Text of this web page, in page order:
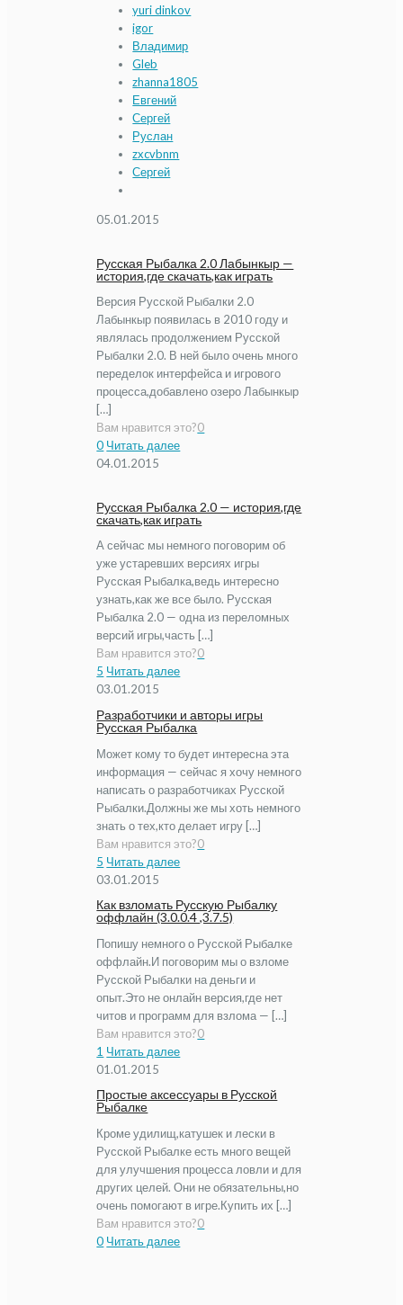
yuri dinkov
igor
Владимир
Gleb
zhanna1805
Евгений
Сергей
Руслан
zxcvbnm
Сергей
05.01.2015
Русская Рыбалка 2.0 Лабынкыр —
история,где скачать,как играть
Версия Русской Рыбалки 2.0
Лабынкыр появилась в 2010 году и
являлась продолжением Русской
Рыбалки 2.0. В ней было очень много
переделок интерфейса и игрового
процесса,добавлено озеро Лабынкыр
[…]
Вам нравится это?0
0 Читать далее
04.01.2015
Русская Рыбалка 2.0 — история,где
скачать,как играть
А сейчас мы немного поговорим об
уже устаревших версиях игры
Русская Рыбалка,ведь интересно
узнать,как же все было. Русская
Рыбалка 2.0 — одна из переломных
версий игры,часть […]
Вам нравится это?0
5 Читать далее
03.01.2015
Разработчики и авторы игры
Русская Рыбалка
Может кому то будет интересна эта
информация — сейчас я хочу немного
написать о разработчиках Русской
Рыбалки.Должны же мы хоть немного
знать о тех,кто делает игру […]
Вам нравится это?0
5 Читать далее
03.01.2015
Как взломать Русскую Рыбалку
оффлайн (3.0.0.4 ,3.7.5)
Попишу немного о Русской Рыбалке
оффлайн.И поговорим мы о взломе
Русской Рыбалки на деньги и
опыт.Это не онлайн версия,где нет
читов и программ для взлома — […]
Вам нравится это?0
1 Читать далее
01.01.2015
Простые аксессуары в Русской
Рыбалке
Кроме удилищ,катушек и лески в
Русской Рыбалке есть много вещей
для улучшения процесса ловли и для
других целей. Они не обязательны,но
очень помогают в игре.Купить их […]
Вам нравится это?0
0 Читать далее